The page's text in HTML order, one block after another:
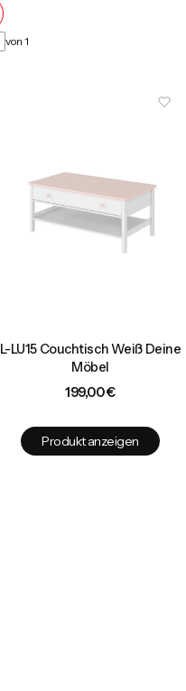
von 1
L-LU15 Couchtisch Weiß Deine
Möbel
Preis
199,00 €
Produkt anzeigen